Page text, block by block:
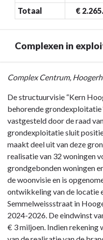
Totaal €
Complexen in
Terug
navigatie
Paragraaf
Grondbeleid
Complexen
exploitatie
Complex Centrum,
De structuurvisie “Kern
behorende grondexploitatie
vastgesteld door de raad
grondexploitatie sluit
maakt deel uit van deze
realisatie van 32 woningen
grondgebonden woningen
de woonvisie en is
ontwikkeling van de locatie
Semmelweissstraat in
2024-2026. De eindwinst
€ 3 miljoen. Indien rekening